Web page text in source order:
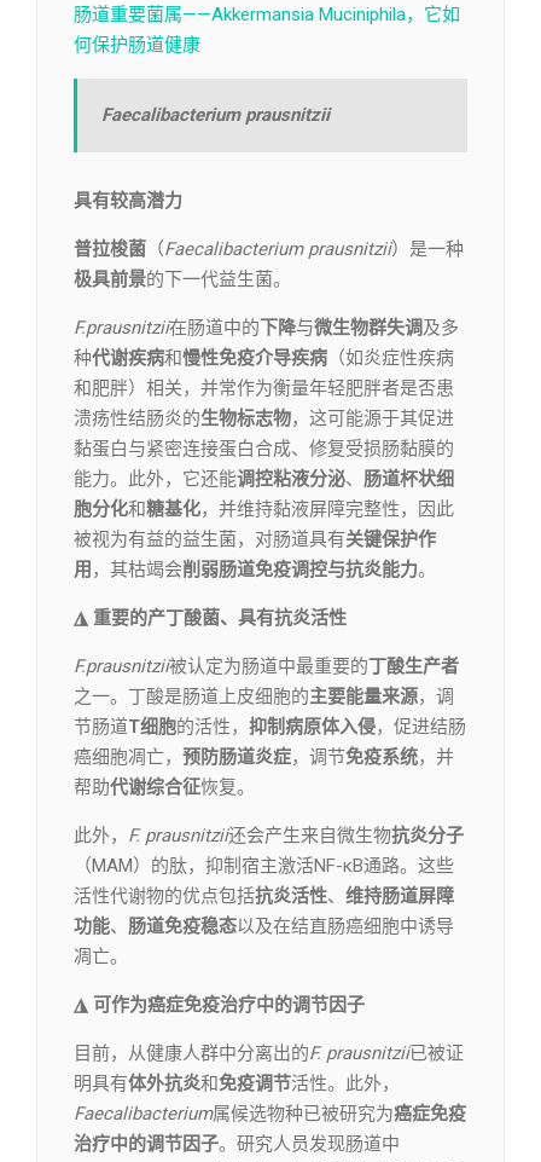
肠道重要菌属——Akkermansia Muciniphila，它如
何保护肠道健康
Faecalibacterium prausnitzii
具有较高潜力
普拉梭菌 （Faecalibacterium prausnitzii）是一种
极具前景的下一代益生菌。
F.prausnitzii在肠道中的 下降与微生物群失调及多
种代谢疾病和慢性免疫介导疾病 （如炎症性疾病
和肥胖）相关，并常作为衡量年轻肥胖者是否患
溃疡性结肠炎的生物标志物，这可能源于其促进
黏蛋白与紧密连接蛋白合成、修复受损肠黏膜的
能力。此外，它还能调控粘液分泌、 肠道杯状细
胞分化和糖基化，并维持黏液屏障完整性，因此
被视为有益的益生菌，对肠道具有关键保护作
用 ，其枯竭会削弱肠道免疫调控与抗炎能力。
◮ 重要的产丁酸菌、具有抗炎活性
F.prausnitzii被认定为肠道中最重要的丁酸生产者
之一。丁酸是肠道上皮细胞的主要能量来源，调
节肠道T细胞的活性， 抑制病原体入侵，促进结肠
癌细胞凋亡， 预防肠道炎症，调节免疫系统，并
帮助代谢综合征恢复。
此外， F. prausnitzii还会产生来自微生物抗炎分子
（MAM）的肽，抑制宿主激活NF-κB通路。这些
活性代谢物的优点包括抗炎活性、 维持肠道屏障
功能、 肠道免疫稳态以及在结直肠癌细胞中诱导
凋亡。
◮ 可作为癌症免疫治疗中的调节因子
目前，从健康人群中分离出的F. prausnitzii已被证
明具有体外抗炎和免疫调节活性。此外，
Faecalibacterium属候选物种已被研究为癌症免疫
治疗中的调节因子。研究人员发现肠道中